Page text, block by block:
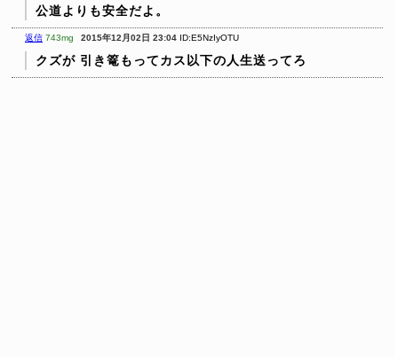
公道よりも安全だよ。
返信 743mg 2015年12月02日 23:04 ID:E5NzIyOTU
クズが 引き篭もってカス以下の人生送ってろ